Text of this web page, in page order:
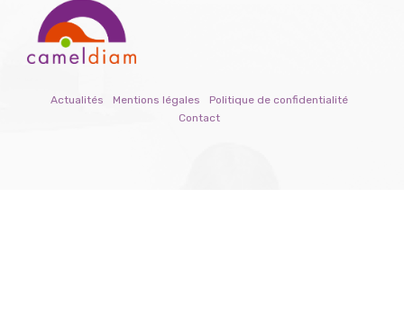
Actualités Mentions légales
Politique de confidentialité
Contact